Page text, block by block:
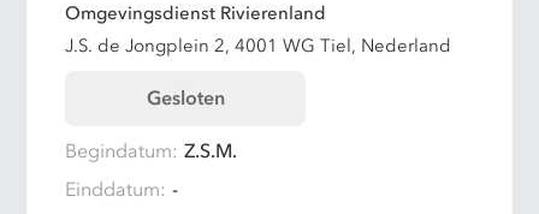
Omgevingsdienst Rivierenland
J.S. de Jongplein 2, 4001 WG Tiel, Nederland
Gesloten
Begindatum: Z.S.M.
Einddatum: -